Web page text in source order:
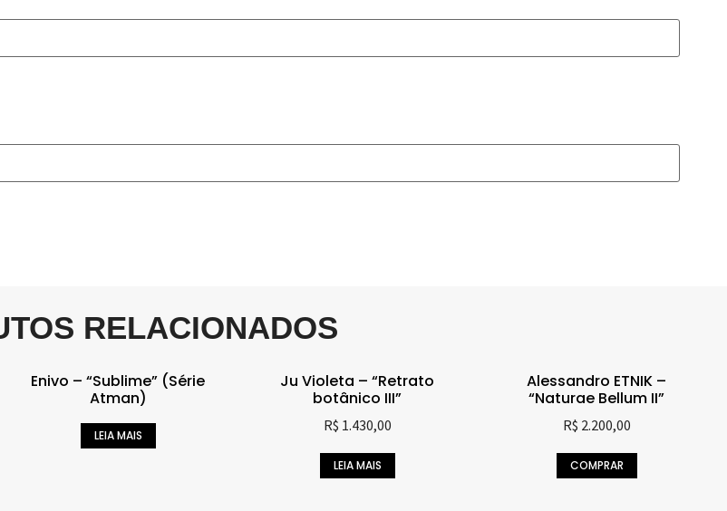
RELACIONADOS
Enivo – “Sublime” (Série
Atman)
LEIA MAIS
Ju Violeta – “Retrato
botânico III”
R$ 1.430,00
LEIA MAIS
Alessandro ETNIK –
“Naturae Bellum II”
R$ 2.200,00
COMPRAR